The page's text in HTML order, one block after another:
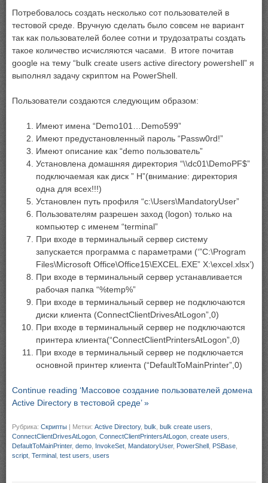
Потребовалось создать несколько сот пользователей в
тестовой среде. Вручную сделать было совсем не вариант
так как пользователей более сотни и трудозатраты создать
такое количество исчисляются часами. В итоге почитав
google на тему “bulk create users active directory powershell” я
выполнял задачу скриптом на PowerShell.
Пользователи создаются следующим образом:
Имеют имена “Demo101…Demo599”
Имеют предустановленный пароль “Passw0rd!”
Имеют описание как “demo пользователь”
Установлена домашняя директория “\\dc01\DemoPF$”
подключаемая как диск ” H”(внимание: директория
одна для всех!!!)
Установлен путь профиля “c:\Users\MandatoryUser”
Пользователям разрешен заход (logon) только на
компьютер с именем “terminal”
При входе в терминальный сервер систему
запускается программа с параметрами (‘”C:\Program
Files\Microsoft Office\Office15\EXCEL.EXE” X:\excel.xlsx’)
При входе в терминальный сервер устанавливается
рабочая папка “%temp%”
При входе в терминальный сервер не подключаются
диски клиента (ConnectClientDrivesAtLogon”,0)
При входе в терминальный сервер не подключаются
принтера клиента(“ConnectClientPrintersAtLogon”,0)
При входе в терминальный сервер не подключается
основной принтер клиента (“DefaultToMainPrinter”,0)
Continue reading ‘Массовое создание пользователей домена
Active Directory в тестовой среде’ »
Рубрика: Скрипты Метки: Active Directory, bulk bulk create users
ConnectClientDrivesAtLogon ConnectClientPrintersAtLogon create users
DefaultToMainPrinter, demo InvokeSet MandatoryUser, PowerShell PSBase
script Terminal test users users